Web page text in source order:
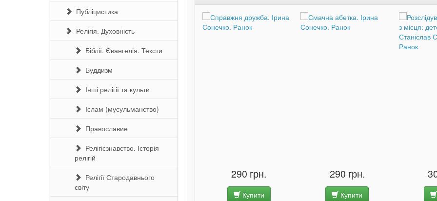
Публіцистика
Релігія. Духовність
Біблії. Євангелія. Тексти
Буддизм
Інші релігії та культи
Іслам (мусульманство)
Православие
Релігієзнавство. Історія
релігій
Релігії Стародавнього
світу
290 грн. 290 грн.
Купити
290 грн.
Купити